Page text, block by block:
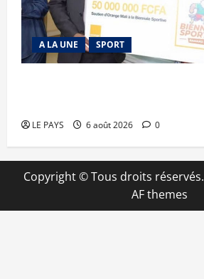
A LA UNE SPORT
LE PAYS 6 août 2026 0
Copyright © Tous droits réservés.
AF themes